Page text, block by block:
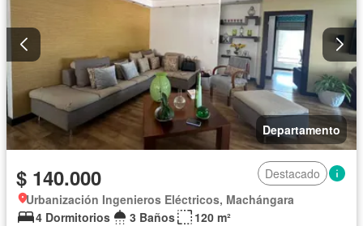
Departamento
$ 140.000
Destacado
Urbanización Ingenieros Eléctricos, Machángara
4 Dormitorios
3 Baños
120 m²